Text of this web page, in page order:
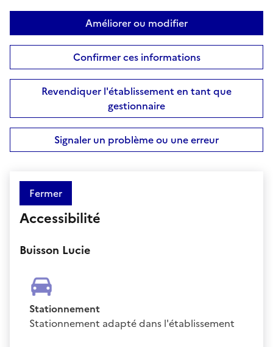
Améliorer ou modifier
Confirmer ces informations
Revendiquer l'établissement en tant que
gestionnaire
Signaler un problème ou une erreur
Fermer
Accessibilité
Buisson Lucie
Stationnement
Stationnement adapté dans l'établissement